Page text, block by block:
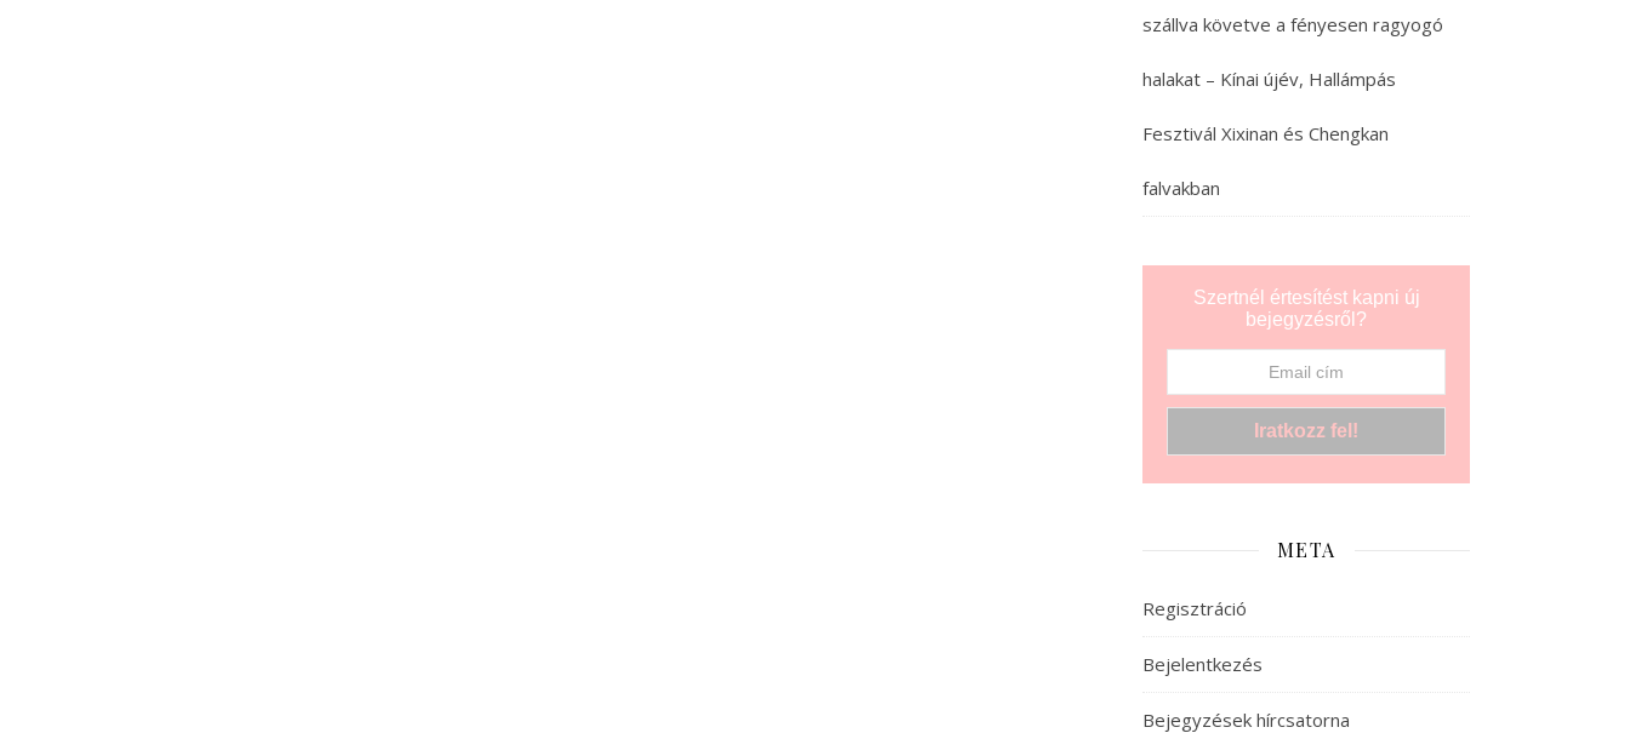
szállva követve a fényesen ragyogó
halakat – Kínai újév, Hallámpás
Fesztivál Xixinan és Chengkan
falvakban
Szertnél értesítést kapni új
bejegyzésről?
META
Regisztráció
Bejelentkezés
Bejegyzések hírcsatorna